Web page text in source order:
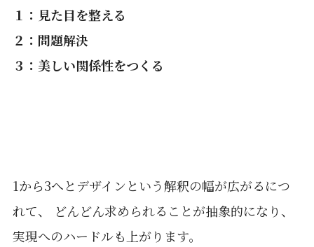
１：見た目を整える
２：問題解決
３：美しい関係性をつくる
1から3へとデザインという解釈の幅が広がるにつ
れて、 どんどん求められることが抽象的になり、
実現へのハードルも上がります。